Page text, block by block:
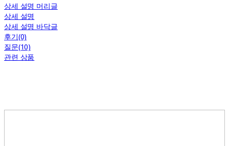
상세 설명 머리글
상세 설명
상세 설명 바닥글
후기(0)
질문(10)
관련 상품